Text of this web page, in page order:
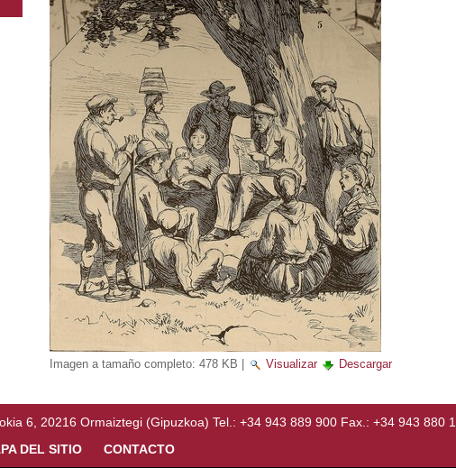
Imagen a tamaño completo: 478 KB Visualizar Descargar
6, 20216 Ormaiztegi (Gipuzkoa) Tel.: +34 943 889 900 Fax.: +34 943 880
DEL SITIO CONTACTO